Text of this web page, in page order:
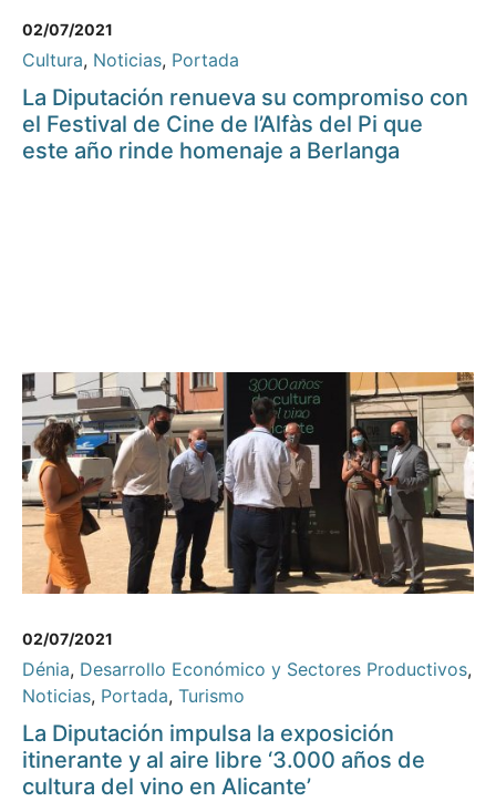
02/07/2021
Cultura, Noticias, Portada
La Diputación renueva su compromiso con
el Festival de Cine de l’Alfàs del Pi que
este año rinde homenaje a Berlanga
02/07/2021
Dénia, Desarrollo Económico y Sectores Productivos,
Noticias, Portada, Turismo
La Diputación impulsa la exposición
itinerante y al aire libre ‘3.000 años de
cultura del vino en Alicante’